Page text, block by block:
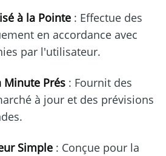
à la Pointe : Effectue des
en accordance avec
par l'utilisateur.
Prés : Fournit des
à jour et des prévisions
Simple : Conçue pour la